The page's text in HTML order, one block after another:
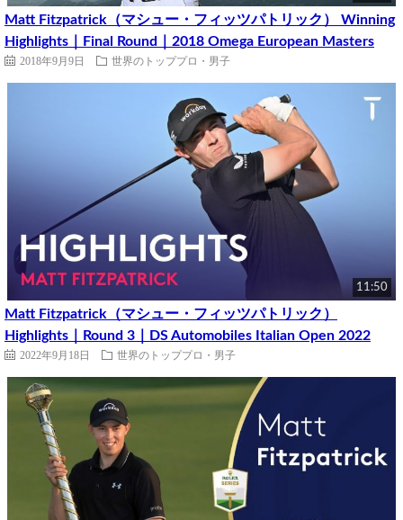
Matt Fitzpatrick（マシュー・フィッツパトリック） Winning
Highlights｜Final Round｜2018 Omega European Masters
2018年9月9日 世界のトッププロ・男子
11:50
Matt Fitzpatrick（マシュー・フィッツパトリック）
Highlights｜Round 3｜DS Automobiles Italian Open 2022
2022年9月18日 世界のトッププロ・男子